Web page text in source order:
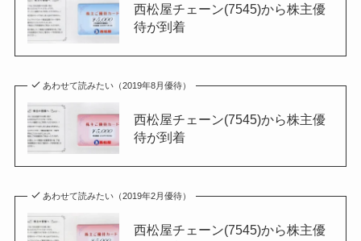
西松屋チェーン(7545)から株主優
待が到着
あわせて読みたい（2019年8月優待）
西松屋チェーン(7545)から株主優
待が到着
あわせて読みたい（2019年2月優待）
西松屋チェーン(7545)から株主優